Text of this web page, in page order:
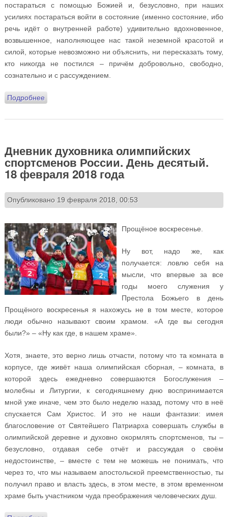
постараться с помощью Божией и, безусловно, при наших
усилиях постараться войти в состояние (именно состояние, ибо
речь идёт о внутренней работе) удивительно вдохновенное,
возвышенное, наполняющее нас такой неземной красотой и
силой, которые невозможно ни объяснить, ни пересказать тому,
кто никогда не постился – причём добровольно, свободно,
сознательно и с рассуждением.
Подробнеео Дневник духовника олимпийских спортсменов
Дневник духовника олимпийских
спортсменов России. День десятый.
18 февраля 2018 года
Опубликовано 19 февраля 2018, 00:53
Прощёное воскресенье.
Ну вот, надо же, как
получается: ловлю себя на
мысли, что впервые за все
годы моего служения у
Престола Божьего в день
Прощёного воскресенья я нахожусь не в том месте, которое
люди обычно называют своим храмом. «А где вы сегодня
были?» – «Ну как где, в нашем храме».
Хотя, знаете, это верно лишь отчасти, потому что та комната в
корпусе, где живёт наша олимпийская сборная, – комната, в
которой здесь ежедневно совершаются Богослужения –
молебны и Литургии, к сегодняшнему дню воспринимается
мной уже иначе, чем это было неделю назад, потому что в неё
спускается Сам Христос. И это не наши фантазии: имея
благословение от Святейшего Патриарха совершать службы в
олимпийской деревне и духовно окормлять спортсменов, ты –
безусловно, отдавая себе отчёт и рассуждая о своём
недостоинстве, – вместе с тем не можешь не понимать, что
через то, что мы называем апостольской преемственностью, ты
получил право и власть здесь, в этом месте, в этом временном
храме быть участником чуда преображения человеческих душ.